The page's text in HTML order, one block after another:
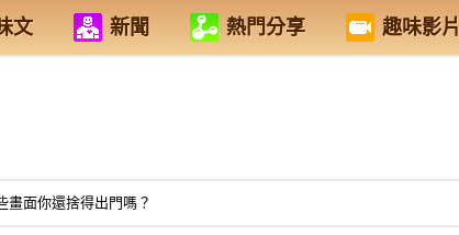
文 新聞 熱門分享 趣味影片
畫面你還捨得出門嗎？